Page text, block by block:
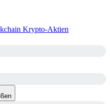
Krypto-Aktien